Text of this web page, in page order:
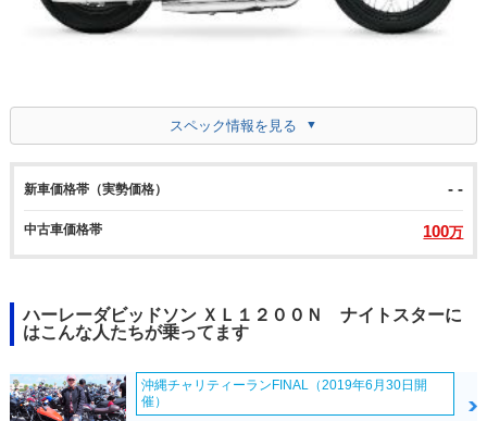
スペック情報を見る
新車価格帯（実勢価格） - -
中古車価格帯 100万
ハーレーダビッドソン ＸＬ１２００Ｎ ナイトスターに
はこんな人たちが乗ってます
沖縄チャリティーランFINAL（2019年6月30日開
催）